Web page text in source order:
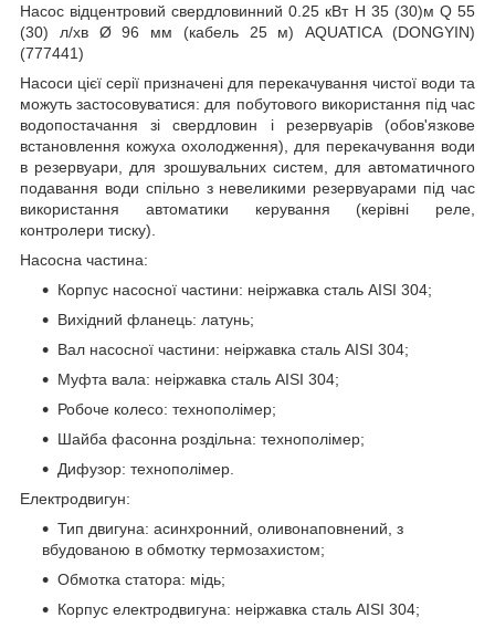
Насос відцентровий свердловинний 0.25 кВт H 35 (30)м Q 55
(30) л/хв Ø 96 мм (кабель 25 м) AQUATICA (DONGYIN)
(777441)
Насоси цієї серії призначені для перекачування чистої води та
можуть застосовуватися: для побутового використання під час
водопостачання зі свердловин і резервуарів (обов'язкове
встановлення кожуха охолодження), для перекачування води
в резервуари, для зрошувальних систем, для автоматичного
подавання води спільно з невеликими резервуарами під час
використання автоматики керування (керівні реле,
контролери тиску).
Насосна частина:
Корпус насосної частини: неіржавка сталь AISI 304;
Вихідний фланець: латунь;
Вал насосної частини: неіржавка сталь AISI 304;
Муфта вала: неіржавка сталь AISI 304;
Робоче колесо: технополімер;
Шайба фасонна роздільна: технополімер;
Дифузор: технополімер.
Електродвигун:
Тип двигуна: асинхронний, оливонаповнений, з
вбудованою в обмотку термозахистом;
Обмотка статора: мідь;
Корпус електродвигуна: неіржавка сталь AISI 304;